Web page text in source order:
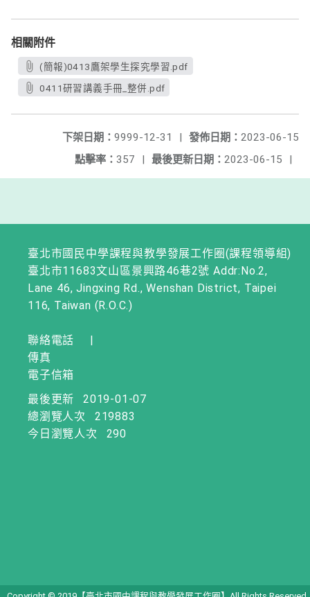
相關附件
(簡報)0413鷹架學生探究學習.pdf
0411研習講義手冊_整併.pdf
發佈日期： 2023-06-15
下架日期： 9999-12-31
|
最後更新日期： 2023-06-15 |
點擊率： 357 |
臺北市國民中學課程與教學發展工作圈(課程領導組)
臺北市11683文山區景興路46巷2號 Addr:No.2,
Lane 46, Jingxing Rd., Wenshan District, Taipei
116, Taiwan (R.O.C.)
聯絡電話
|
傳真
電子信箱
最後更新
2019-01-07
總瀏覽人次
219883
今日瀏覽人次
290